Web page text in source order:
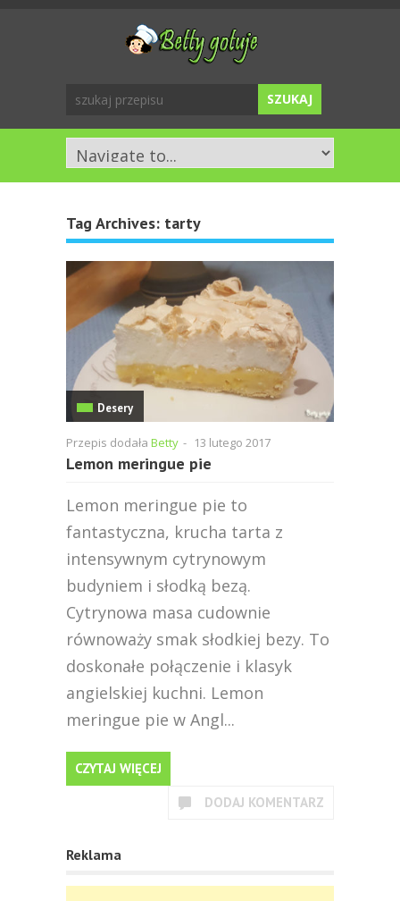
Tag Archives: tarty
Desery
Przepis dodała Betty - 13 lutego 2017
Lemon meringue pie
Lemon meringue pie to
fantastyczna, krucha tarta z
intensywnym cytrynowym
budyniem i słodką bezą.
Cytrynowa masa cudownie
równoważy smak słodkiej bezy. To
doskonałe połączenie i klasyk
angielskiej kuchni. Lemon
meringue pie w Angl...
CZYTAJ WIĘCEJ
DODAJ KOMENTARZ
Reklama